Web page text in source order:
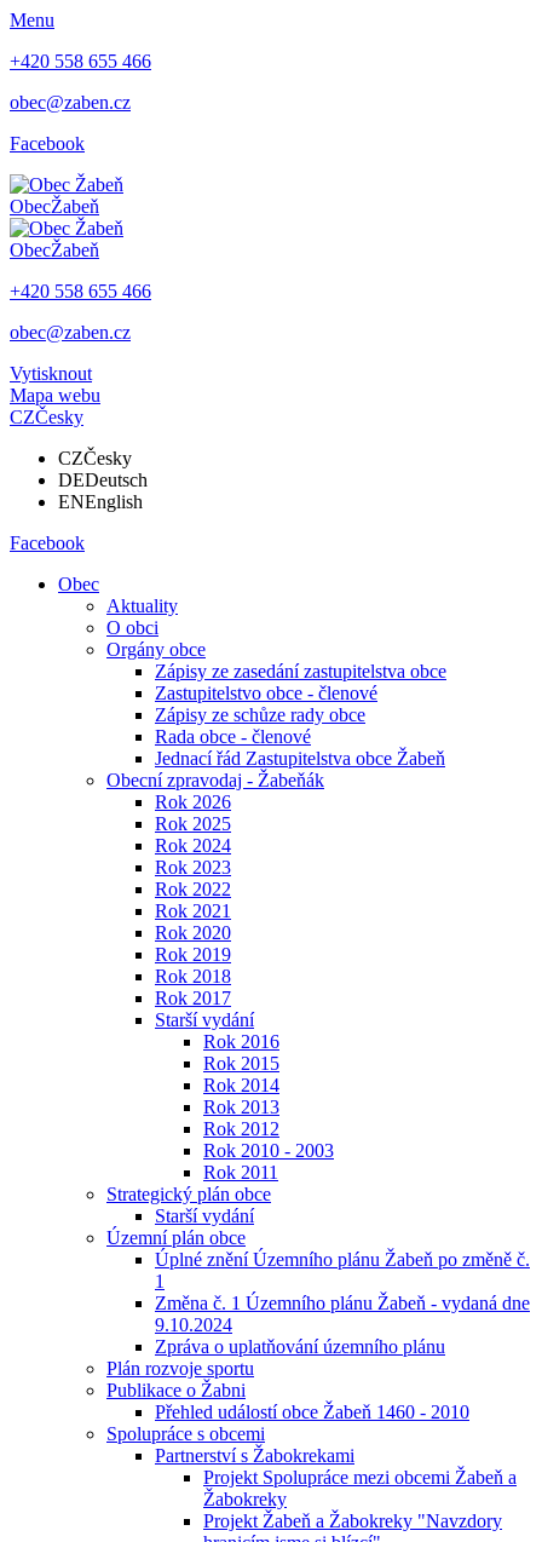
Menu
+420 558 655 466
obec@zaben.cz
Facebook
ObecŽabeň
ObecŽabeň
+420 558 655 466
obec@zaben.cz
Vytisknout
Mapa webu
CZČesky
CZČesky
DEDeutsch
ENEnglish
Facebook
Obec
Aktuality
O obci
Orgány obce
Zápisy ze zasedání zastupitelstva obce
Zastupitelstvo obce - členové
Zápisy ze schůze rady obce
Rada obce - členové
Jednací řád Zastupitelstva obce Žabeň
Obecní zpravodaj - Žabeňák
Rok 2026
Rok 2025
Rok 2024
Rok 2023
Rok 2022
Rok 2021
Rok 2020
Rok 2019
Rok 2018
Rok 2017
Starší vydání
Rok 2016
Rok 2015
Rok 2014
Rok 2013
Rok 2012
Rok 2010 - 2003
Rok 2011
Strategický plán obce
Starší vydání
Územní plán obce
Úplné znění Územního plánu Žabeň po změně č.
1
Změna č. 1 Územního plánu Žabeň - vydaná dne
9.10.2024
Zpráva o uplatňování územního plánu
Plán rozvoje sportu
Publikace o Žabni
Přehled událostí obce Žabeň 1460 - 2010
Spolupráce s obcemi
Partnerství s Žabokrekami
Projekt Spolupráce mezi obcemi Žabeň a
Žabokreky
Projekt Žabeň a Žabokreky "Navzdory